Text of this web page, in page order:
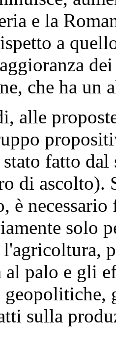
e la
a
che ha un
alle
fatto
di ascolto).
è
solo
l'agricoltura,
al palo e gli
sulla